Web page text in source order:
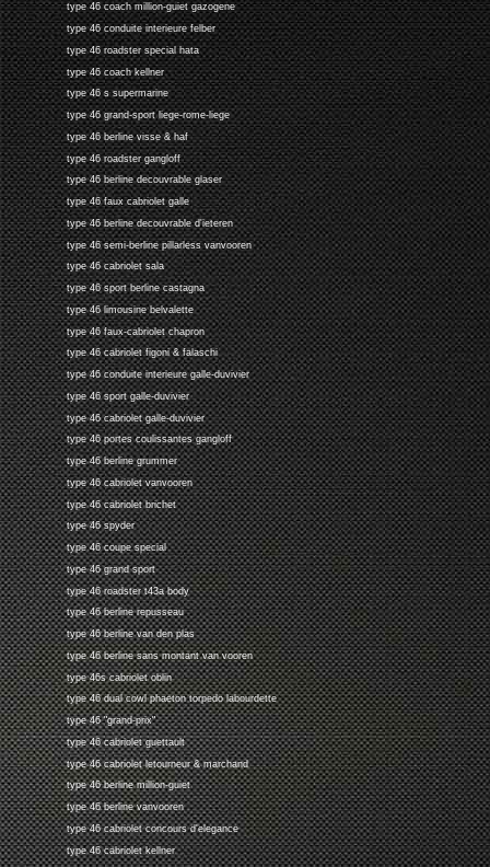
type 46 coach million-guiet gazogene
type 46 conduite interieure felber
type 46 roadster special hata
type 46 coach kellner
type 46 s supermarine
type 46 grand-sport liege-rome-liege
type 46 berline visse & haf
type 46 roadster gangloff
type 46 berline decouvrable glaser
type 46 faux cabriolet galle
type 46 berline decouvrable d'ieteren
type 46 semi-berline pillarless vanvooren
type 46 cabriolet sala
type 46 sport berline castagna
type 46 limousine belvalette
type 46 faux-cabriolet chapron
type 46 cabriolet figoni & falaschi
type 46 conduite interieure galle-duvivier
type 46 sport galle-duvivier
type 46 cabriolet galle-duvivier
type 46 portes coulissantes gangloff
type 46 berline grummer
type 46 cabriolet vanvooren
type 46 cabriolet brichet
type 46 spyder
type 46 coupe special
type 46 grand sport
type 46 roadster t43a body
type 46 berline repusseau
type 46 berline van den plas
type 46 berline sans montant van vooren
type 46s cabriolet oblin
type 46 dual cowl phaeton torpedo labourdette
type 46 "grand-prix"
type 46 cabriolet guettault
type 46 cabriolet letourneur & marchand
type 46 berline million-guiet
type 46 berline vanvooren
type 46 cabriolet concours d'elegance
type 46 cabriolet kellner